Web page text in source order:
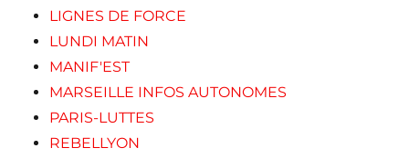
LIGNES DE FORCE
LUNDI MATIN
MANIF'EST
MARSEILLE INFOS AUTONOMES
PARIS-LUTTES
REBELLYON